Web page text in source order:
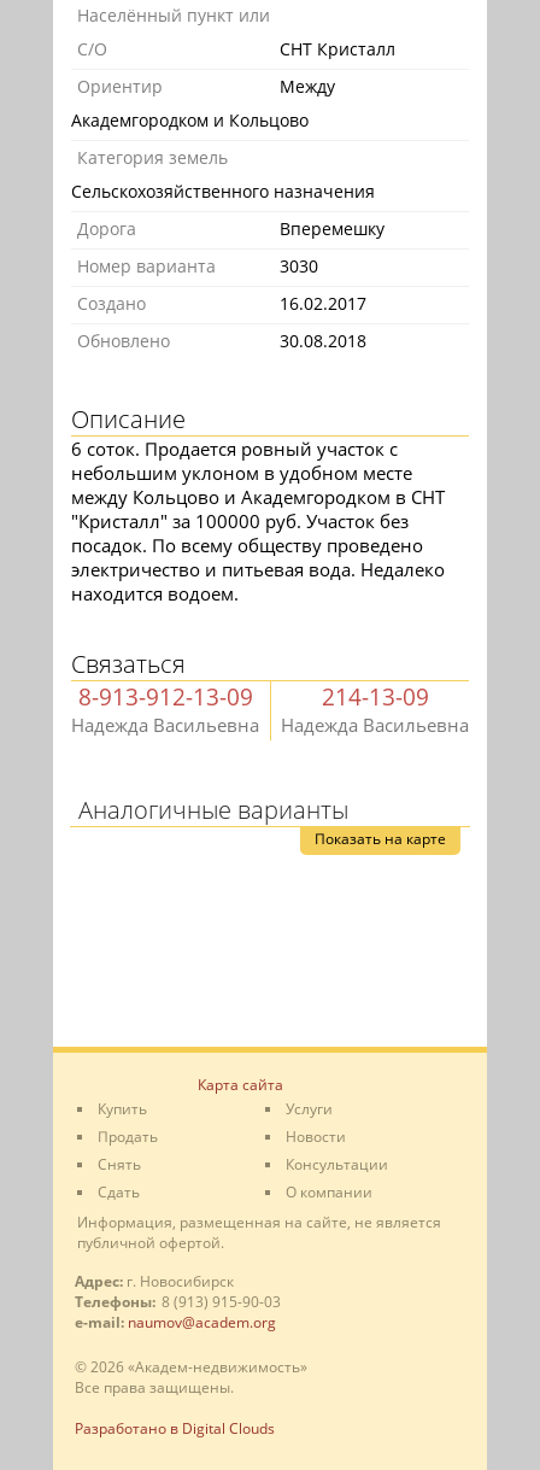
Населённый пункт или
С/О
СНТ Кристалл
Ориентир
Между
Академгородком и Кольцово
Категория земель
Сельскохозяйственного назначения
Дорога
Вперемешку
Номер варианта
3030
Создано
16.02.2017
Обновлено
30.08.2018
Описание
6 соток. Продается ровный участок с
небольшим уклоном в удобном месте
между Кольцово и Академгородком в СНТ
"Кристалл" за 100000 руб. Участок без
посадок. По всему обществу проведено
электричество и питьевая вода. Недалеко
находится водоем.
Связаться
8-913-912-13-09
Надежда Васильевна
214-13-09
Надежда Васильевна
Аналогичные варианты
Показать на карте
Карта сайта
Купить
Продать
Снять
Сдать
Услуги
Новости
Консультации
О компании
Информация, размещенная на сайте, не является
публичной офертой.
Адрес: г. Новосибирск
Телефоны: 8 (913) 915-90-03
e-mail: naumov@academ.org
© 2026 «Академ-недвижимость»
Все права защищены.
Разработано в Digital Clouds